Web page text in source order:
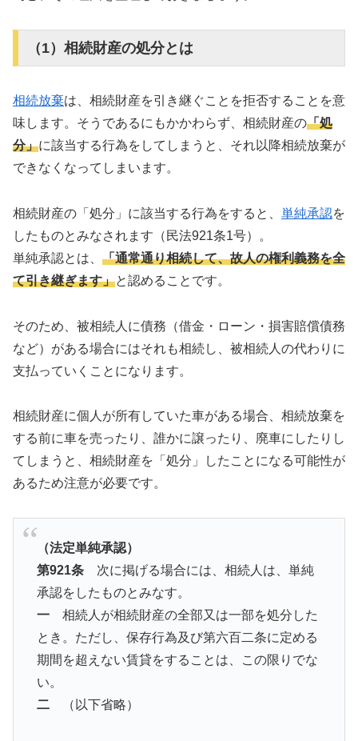
（1）相続財産の処分とは
相続放棄は、相続財産を引き継ぐことを拒否することを意
味します。そうであるにもかかわらず、相続財産の「処
分」に該当する行為をしてしまうと、それ以降相続放棄が
できなくなってしまいます。
相続財産の「処分」に該当する行為をすると、 単純承認を
したものとみなされます（民法921条1号）。
単純承認とは、 「通常通り相続して、故人の権利義務を全
て引き継ぎます」と認めることです。
そのため、被相続人に債務（借金・ローン・損害賠償債務
など）がある場合にはそれも相続し、被相続人の代わりに
支払っていくことになります。
相続財産に個人が所有していた車がある場合、相続放棄を
する前に車を売ったり、誰かに譲ったり、廃車にしたりし
てしまうと、相続財産を「処分」したことになる可能性が
あるため注意が必要です。
（法定単純承認）
第921条次に掲げる場合には、相続人は、単純
承認をしたものとみなす。
一相続人が相続財産の全部又は一部を処分した
とき。ただし、保存行為及び第六百二条に定める
期間を超えない賃貸をすることは、この限りでな
い。
二（以下省略）